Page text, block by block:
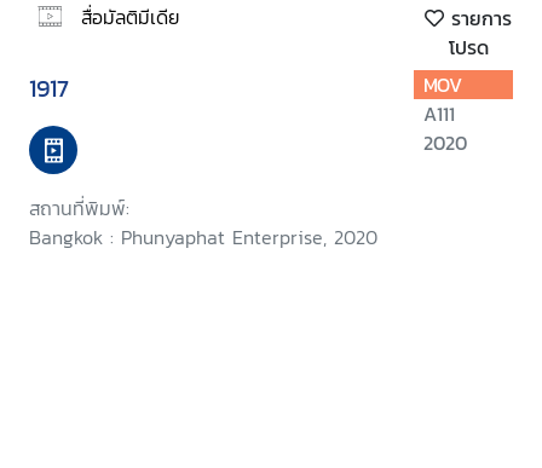
สื่อมัลติมีเดีย
รายการ
โปรด
1917
สถานที่พิมพ์:
Bangkok : Phunyaphat Enterprise, 2020
MOV
A111
2020